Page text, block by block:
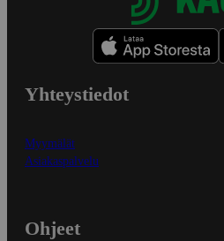
Yhteystiedot
Myymälät
Asiakaspalvelu
Ohjeet